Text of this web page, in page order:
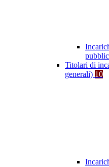
Titolari di
generali) 10